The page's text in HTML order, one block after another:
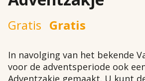
Gratis Gratis
In navolging van het bekende
voor de adventsperiode ook
Adventzakje gemaakt. U kunt